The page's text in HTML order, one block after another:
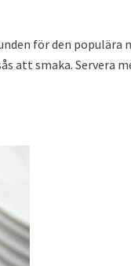
för den populära
att smaka. Servera